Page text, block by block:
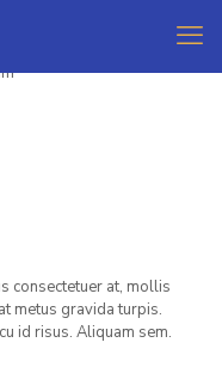
consectetuer at, mollis
metus gravida turpis.
id risus. Aliquam sem.